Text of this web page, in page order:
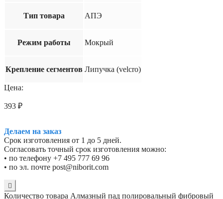
Тип товара АПЭ
Режим работы Мокрый
Крепление сегментов Липучка (velcro)
Цена:
393 ₽
Делаем на заказ
Срок изготовления от 1 до 5 дней.
Согласовать точный срок изготовления можно:
• по телефону +7 495 777 69 96
• по эл. почте post@niborit.com
Количество товара Алмазный пад полировальный фибровый